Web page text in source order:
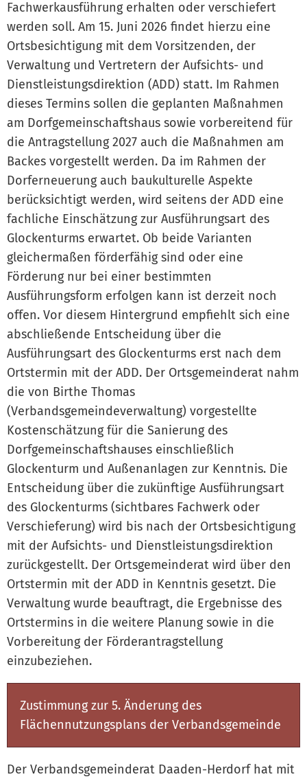
Fachwerkausführung erhalten oder verschiefert
werden soll. Am 15. Juni 2026 findet hierzu eine
Ortsbesichtigung mit dem Vorsitzenden, der
Verwaltung und Vertretern der Aufsichts- und
Dienstleistungsdirektion (ADD) statt. Im Rahmen
dieses Termins sollen die geplanten Maßnahmen
am Dorfgemeinschaftshaus sowie vorbereitend für
die Antragstellung 2027 auch die Maßnahmen am
Backes vorgestellt werden. Da im Rahmen der
Dorferneuerung auch baukulturelle Aspekte
berücksichtigt werden, wird seitens der ADD eine
fachliche Einschätzung zur Ausführungsart des
Glockenturms erwartet. Ob beide Varianten
gleichermaßen förderfähig sind oder eine
Förderung nur bei einer bestimmten
Ausführungsform erfolgen kann ist derzeit noch
offen. Vor diesem Hintergrund empfiehlt sich eine
abschließende Entscheidung über die
Ausführungsart des Glockenturms erst nach dem
Ortstermin mit der ADD. Der Ortsgemeinderat nahm
die von Birthe Thomas
(Verbandsgemeindeverwaltung) vorgestellte
Kostenschätzung für die Sanierung des
Dorfgemeinschaftshauses einschließlich
Glockenturm und Außenanlagen zur Kenntnis. Die
Entscheidung über die zukünftige Ausführungsart
des Glockenturms (sichtbares Fachwerk oder
Verschieferung) wird bis nach der Ortsbesichtigung
mit der Aufsichts- und Dienstleistungsdirektion
zurückgestellt. Der Ortsgemeinderat wird über den
Ortstermin mit der ADD in Kenntnis gesetzt. Die
Verwaltung wurde beauftragt, die Ergebnisse des
Ortstermins in die weitere Planung sowie in die
Vorbereitung der Förderantragstellung
einzubeziehen.
Zustimmung zur 5. Änderung des
Flächennutzungsplans der Verbandsgemeinde
Der Verbandsgemeinderat Daaden-Herdorf hat mit